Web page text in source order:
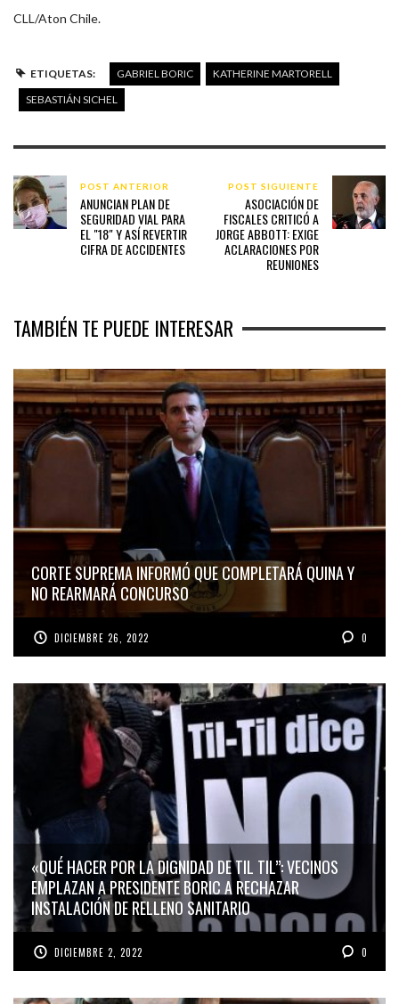
CLL/Aton Chile.
ETIQUETAS: GABRIEL BORIC
KATHERINE MARTORELL
SEBASTIÁN SICHEL
POST ANTERIOR
ANUNCIAN PLAN DE
SEGURIDAD VIAL PARA
EL "18" Y ASÍ REVERTIR
CIFRA DE ACCIDENTES
POST SIGUIENTE
ASOCIACIÓN DE
FISCALES CRITICÓ A
JORGE ABBOTT: EXIGE
ACLARACIONES POR
REUNIONES
TAMBIÉN TE PUEDE INTERESAR
CORTE SUPREMA INFORMÓ QUE COMPLETARÁ QUINA Y
NO REARMARÁ CONCURSO
DICIEMBRE 26, 2022 0
«QUÉ HACER POR LA DIGNIDAD DE TIL TIL”: VECINOS
EMPLAZAN A PRESIDENTE BORIC A RECHAZAR
INSTALACIÓN DE RELLENO SANITARIO
DICIEMBRE 2, 2022 0